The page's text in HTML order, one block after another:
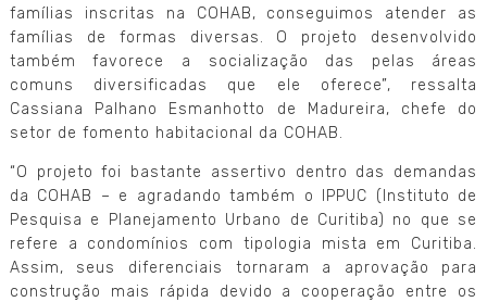
famílias inscritas na COHAB, conseguimos atender as
famílias de formas diversas. O projeto desenvolvido
também favorece a socialização das pelas áreas
comuns diversificadas que ele oferece”, ressalta
Cassiana Palhano Esmanhotto de Madureira, chefe do
setor de fomento habitacional da COHAB.
“O projeto foi bastante assertivo dentro das demandas
da COHAB – e agradando também o IPPUC (Instituto de
Pesquisa e Planejamento Urbano de Curitiba) no que se
refere a condomínios com tipologia mista em Curitiba.
Assim, seus diferenciais tornaram a aprovação para
construção mais rápida devido a cooperação entre os